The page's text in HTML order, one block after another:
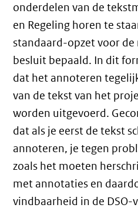
onderdelen van de
en Regeling horen te
standaard-opzet voor
besluit bepaald. In dit
dat het annoteren
van de tekst van het
worden uitgevoerd.
dat als je eerst de tekst
annoteren, je tegen
zoals het moeten
met annotaties en
vindbaarheid in de DSO-